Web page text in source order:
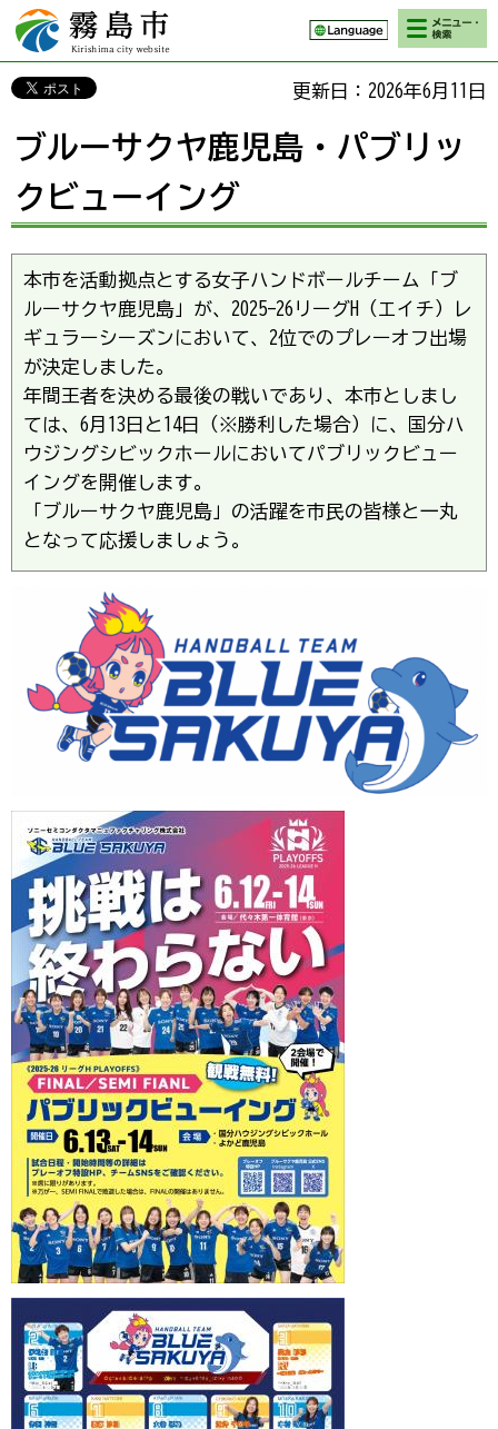
霧島市 Kirishima
city website
検索・メニ
ュー
更新日：2026年6月11日
ブルーサクヤ鹿児島・パブリッ
クビューイング
本市を活動拠点とする女子ハンドボールチーム「ブ
ルーサクヤ鹿児島」が、2025-26リーグH（エイチ）レ
ギュラーシーズンにおいて、2位でのプレーオフ出場
が決定しました。
年間王者を決める最後の戦いであり、本市としまし
ては、6月13日と14日（※勝利した場合）に、国分ハ
ウジングシビックホールにおいてパブリックビュー
イングを開催します。
「ブルーサクヤ鹿児島」の活躍を市民の皆様と一丸
となって応援しましょう。